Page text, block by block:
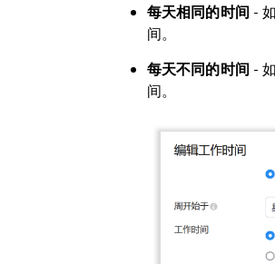
每天相同的时间-
间。
每天不同的时间-
间。